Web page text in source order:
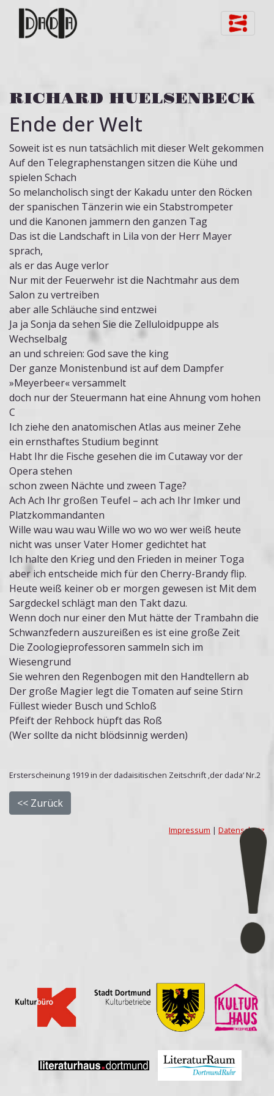
Skip to content
RICHARD HUELSENBECK
Ende der Welt
Soweit ist es nun tatsächlich mit dieser Welt gekommen
Auf den Telegraphenstangen sitzen die Kühe und
spielen Schach
So melancholisch singt der Kakadu unter den Röcken
der spanischen Tänzerin wie ein Stabstrompeter
und die Kanonen jammern den ganzen Tag
Das ist die Landschaft in Lila von der Herr Mayer
sprach,
als er das Auge verlor
Nur mit der Feuerwehr ist die Nachtmahr aus dem
Salon zu vertreiben
aber alle Schläuche sind entzwei
Ja ja Sonja da sehen Sie die Zelluloidpuppe als
Wechselbalg
an und schreien: God save the king
Der ganze Monistenbund ist auf dem Dampfer
»Meyerbeer« versammelt
doch nur der Steuermann hat eine Ahnung vom hohen
C
Ich ziehe den anatomischen Atlas aus meiner Zehe
ein ernsthaftes Studium beginnt
Habt Ihr die Fische gesehen die im Cutaway vor der
Opera stehen
schon zween Nächte und zween Tage?
Ach Ach Ihr großen Teufel – ach ach Ihr Imker und
Platzkommandanten
Wille wau wau wau Wille wo wo wo wer weiß heute
nicht was unser Vater Homer gedichtet hat
Ich halte den Krieg und den Frieden in meiner Toga
aber ich entscheide mich für den Cherry-Brandy flip.
Heute weiß keiner ob er morgen gewesen ist Mit dem
Sargdeckel schlägt man den Takt dazu.
Wenn doch nur einer den Mut hätte der Trambahn die
Schwanzfedern auszureißen es ist eine große Zeit
Die Zoologieprofessoren sammeln sich im
Wiesengrund
Sie wehren den Regenbogen mit den Handtellern ab
Der große Magier legt die Tomaten auf seine Stirn
Füllest wieder Busch und Schloß
Pfeift der Rehbock hüpft das Roß
(Wer sollte da nicht blödsinnig werden)
Ersterscheinung 1919 in der dadaisitischen Zeitschrift ‚der dada‘ Nr.2
<< Zurück
Impressum | Datenschutz